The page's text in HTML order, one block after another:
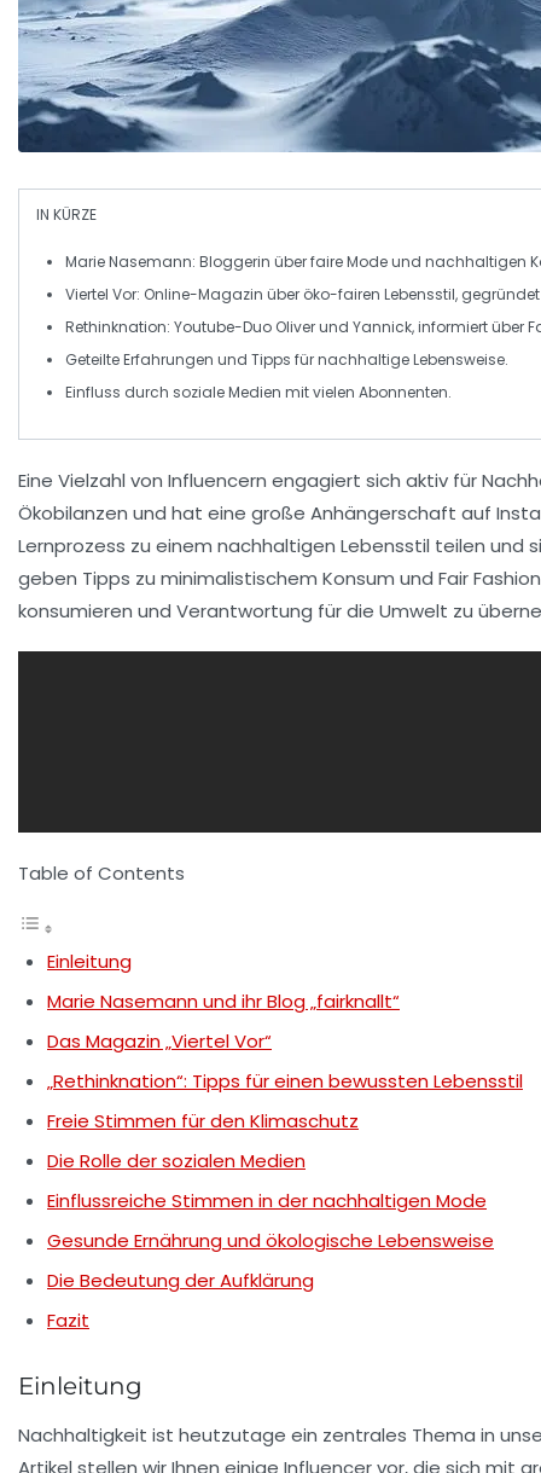
IN KÜRZE
Marie Nasemann: Bloggerin überfaire Modeund nachhaltigen
Viertel Vor: Online-Magazin über öko-fairen Lebensstil,
Rethinknation: Youtube-Duo Oliver und Yannick, informiert über
Geteilte Erfahrungen und Tipps fürnachhaltige Lebensweise.
Einfluss durch soziale Medien mit vielen Abonnenten.
Eine Vielzahl von Influencern engagiert sich aktiv für
Ökobilanzen und hat eine große Anhängerschaft auf
Lernprozess zu einem nachhaltigen Lebensstil teilen und
geben Tipps zu minimalistischem Konsum und Fair Fashion
konsumieren und Verantwortung für die Umwelt zu
Table of Contents
Einleitung
Marie Nasemann und ihr Blog „fairknallt“
Das Magazin „Viertel Vor“
„Rethinknation“: Tipps für einen bewussten Lebensstil
Freie Stimmen für den Klimaschutz
Die Rolle der sozialen Medien
Einflussreiche Stimmen in der nachhaltigen Mode
Gesunde Ernährung und ökologische Lebensweise
Die Bedeutung der Aufklärung
Fazit
Einleitung
Nachhaltigkeit ist heutzutage ein zentrales Thema in
Artikel stellen wir Ihnen einige Influencervor, die sich mit